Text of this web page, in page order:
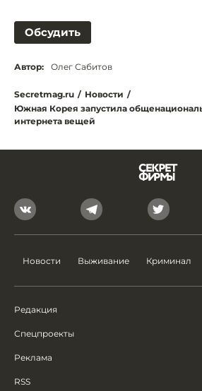
Обсудить
Автор: Олег Сабитов
Secretmag.ru / Новости /
Южная Корея запустила
интернета вещей
Новости Выживание Криминал
Редакция
Спецпроекты
Реклама
RSS